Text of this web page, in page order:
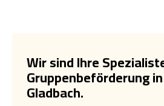
Wir sind Ihre
Gruppenbeförderung
Gladbach.